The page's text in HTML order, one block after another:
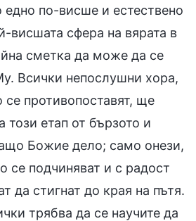
едно по-висше и естествено
висшата сфера на вярата в
сметка да може да се
Всички непослушни хора,
се противопоставят, ще
този етап от бързото и
Божие дело; само онези,
се подчиняват и с радост
да стигнат до края на пътя.
трябва да се научите да